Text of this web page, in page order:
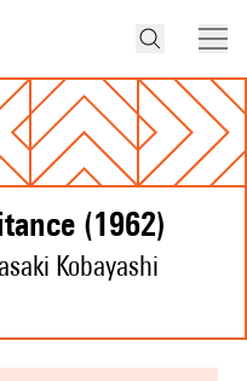
(1962)
Kobayashi